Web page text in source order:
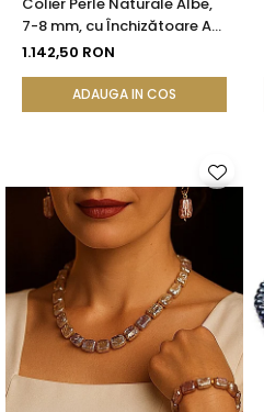
7-8 mm, cu Închizătoare Aur
14K (aur 585) | KASKADDA®
1.142,50 RON
ADAUGA IN COS